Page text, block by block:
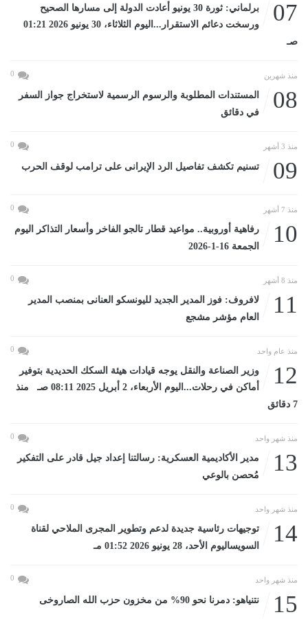
07
برلماني: ثورة 30 يونيو أعادت الدولة إلى مسارها الصحيح
ورسخت دعائم الاستقرار...اليوم الثلاثاء، 30 يونيو 2026 01:21
صـ
منذ شهرين 0
08
المستندات المطلوبة والرسوم الرسمية لاستخراج جواز السفر
في دقائق
منذ 3 أشهر 0
09 تسنيم تكشف تفاصيل الرد الإيرانى على ترامب لوقف الحرب
منذ 7 أشهر 0
10
رفاهية أوروبية.. مواعيد قطار تالجو الفاخر وأسعار التذاكر اليوم
الجمعة 16-1-2026
منذ 8 أشهر 0
11
لافروف: فوز المدير الجديد لليونسكو العنانى بمنصب المدير
العام مؤشر مشجع
منذ عام واحد 0
12
وزير الصناعة والنقل يوجه قيادات هيئة السكك الحديدية بتوفير
أماكن في رحلات...اليوم الأربعاء، 2 أبريل 2025 08:11 صـ منذ
7 دقائق
منذ شهر واحد 0
13
مدير الأكاديمية العسكرية: رسالتنا إعداد جيل قادر على التفكير
مُحصن بالوعي
منذ شهر واحد 0
14
توجيهات رئاسية جديدة لدعم وتطوير المجرى الملاحي لقناة
السويساليوم الأحد، 28 يونيو 2026 01:52 مـ
منذ شهر واحد 0
15 نتنياهو: دمرنا نحو 90% من مخزون حزب الله الصاروخى